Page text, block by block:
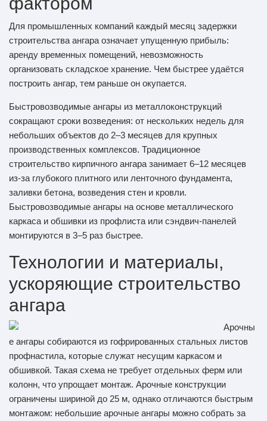
Для промышленных компаний каждый месяц задержки
строительства ангара означает упущенную прибыль:
аренду временных помещений, невозможность
организовать складское хранение. Чем быстрее удаётся
построить ангар, тем раньше он окупается.
Быстровозводимые ангары из металлоконструкций
сокращают сроки возведения: от нескольких недель для
небольших объектов до 2–3 месяцев для крупных
производственных комплексов. Традиционное
строительство кирпичного ангара занимает 6–12 месяцев
из-за глубокого плитного или ленточного фундамента,
заливки бетона, возведения стен и кровли.
Быстровозводимые ангары на основе металлического
каркаса и обшивки из профлиста или сэндвич-панелей
монтируются в 3–5 раз быстрее.
Технологии и материалы,
ускоряющие строительство
ангара
Арочны
е ангары собираются из гофрированных стальных листов
профнастила, которые служат несущим каркасом и
обшивкой. Такая схема не требует отдельных ферм или
колонн, что упрощает монтаж. Арочные конструкции
ограничены шириной до 25 м, однако отличаются быстрым
монтажом: небольшие арочные ангары можно собрать за